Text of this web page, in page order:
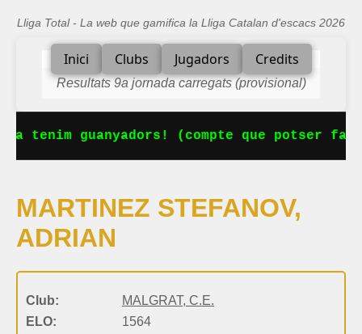
Lliga Total - La web que gamifica la Lliga Catalan d'escacs 2026
Inici Clubs Jugadors Credits
Resultats 9a jornada carregats (provisional)
tenim guanyadors! (compte que potser
MARTINEZ STEFANOV,
ADRIAN
Club:
MALGRAT, C.E.
ELO:
1564